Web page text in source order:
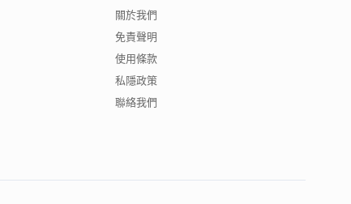
關於我們
免責聲明
使用條款
私隱政策
聯絡我們